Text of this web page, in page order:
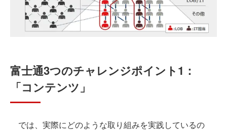
富士通3つのチャレンジポイント1：
「コンテンツ」
では、実際にどのような取り組みを実践しているの